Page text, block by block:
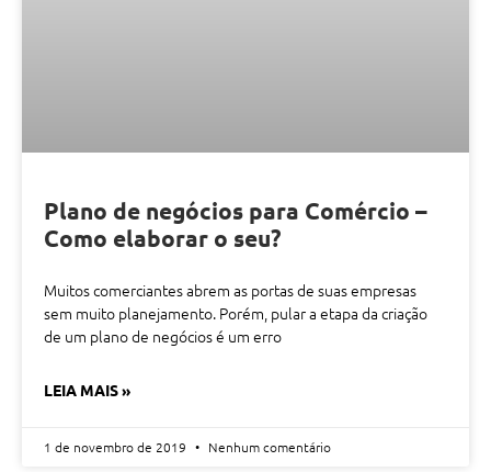
Plano de negócios para Comércio –
Como elaborar o seu?
Muitos comerciantes abrem as portas de suas empresas
sem muito planejamento. Porém, pular a etapa da criação
de um plano de negócios é um erro
LEIA MAIS »
1 de novembro de 2019 Nenhum comentário